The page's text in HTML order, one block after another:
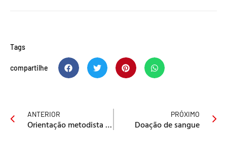
Tags
compartilhe
ANTERIOR
Orientação metodista acerca do dom de línguas.
PRÓXIMO
Doação de sangue